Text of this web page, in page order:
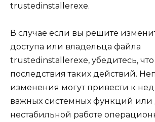
trustedinstallerexe.
В случае если вы решите
доступа или владельца файла
trustedinstallerexe, убедитесь,
последствия таких действий.
изменения могут привести к
важных системных функций или
нестабильной работе